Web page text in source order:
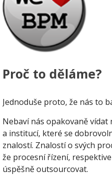
Proč to děláme?
Jednoduše proto, že nás to
Nebaví nás opakovaně
a institucí, které se
znalostí. Znalostí o svých
že procesní řízení,
úspěšně outsourcovat.